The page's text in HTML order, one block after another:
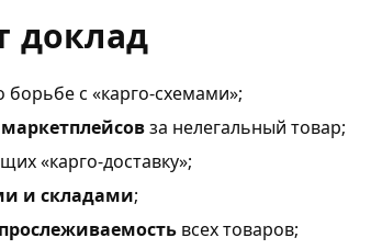
доклад
борьбе с «карго-схемами»;
за нелегальный товар;
«карго-доставку»;
и складами;
всех товаров;